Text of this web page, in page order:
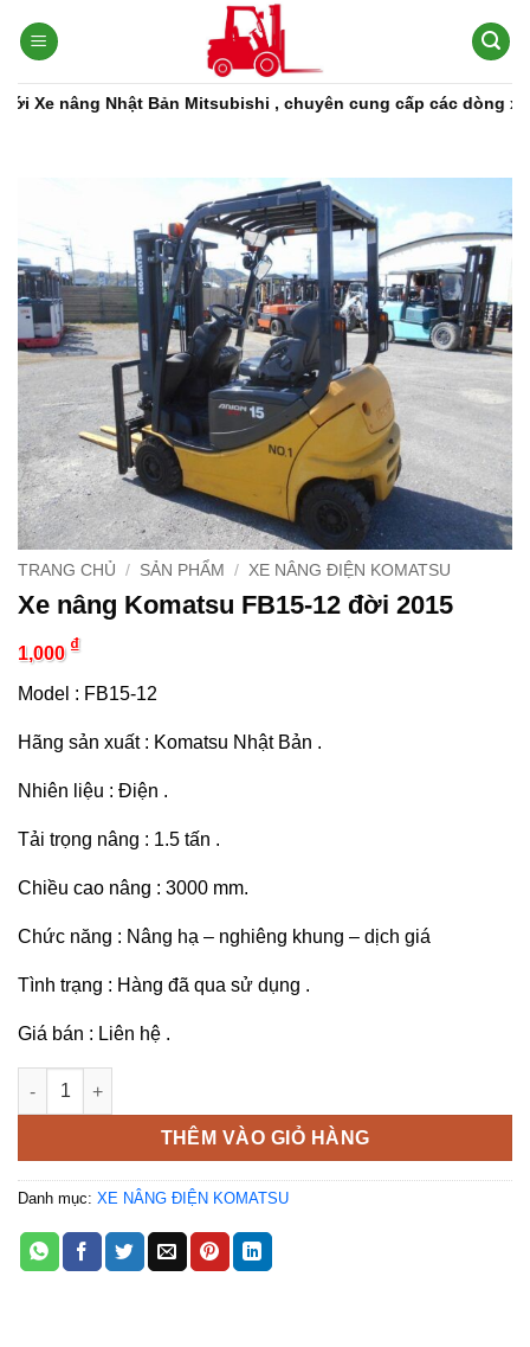
qua
dungNhật Bản Mitsubishi , chuyên cung cấp các dòng xe nâng,
TRANG CHỦ / SẢN PHẨM / XE NÂNG ĐIỆN KOMATSU
Xe nâng Komatsu FB15-12 đời 2015
1,000 ₫
Model : FB15-12
Hãng sản xuất : Komatsu Nhật Bản .
Nhiên liệu : Điện .
Tải trọng nâng : 1.5 tấn .
Chiều cao nâng : 3000 mm.
Chức năng : Nâng hạ – nghiêng khung – dịch giá
Tình trạng : Hàng đã qua sử dụng .
Giá bán : Liên hệ .
Xe nâng Komatsu FB15-12 đời 2015 số lượng
THÊM VÀO GIỎ HÀNG
Danh mục: XE NÂNG ĐIỆN KOMATSU